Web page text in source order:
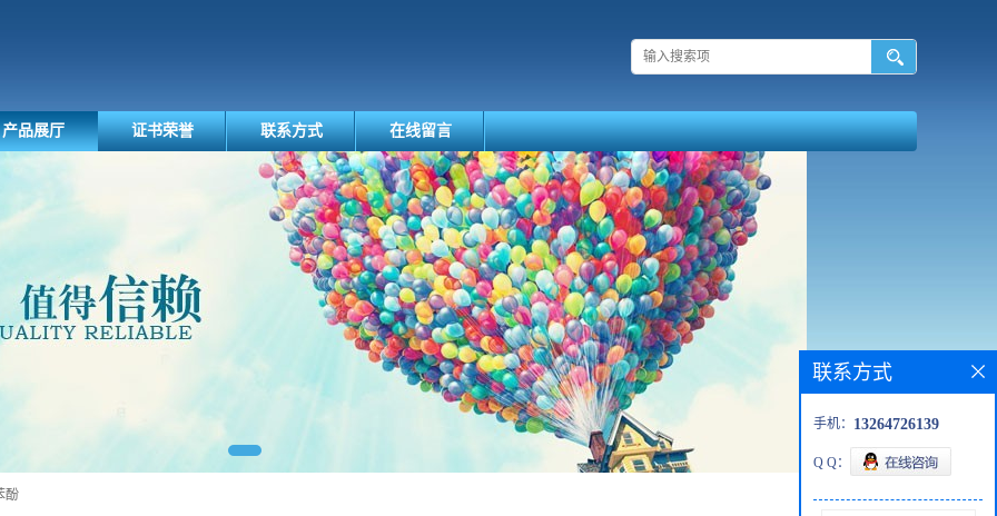
产品展厅 证书荣誉 联系方式 在线留言
酚
联系方式
手机： 13264726139
Q Q：